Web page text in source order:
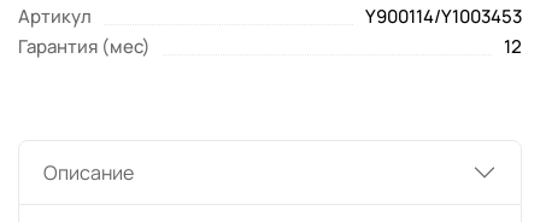
Артикул
Y900114/Y1003453
Гарантия (мес)
12
Описание